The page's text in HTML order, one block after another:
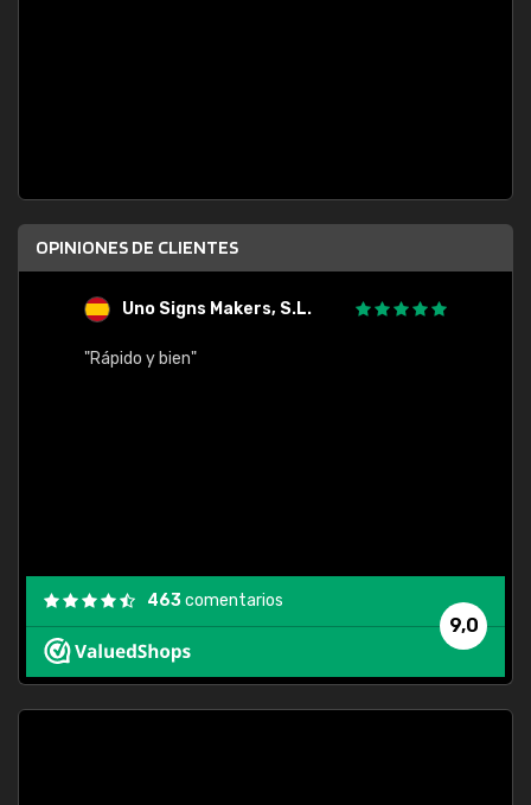
OPINIONES DE CLIENTES
Uno Signs Makers, S.L.
"Rápido y bien"
9,0
463comentarios